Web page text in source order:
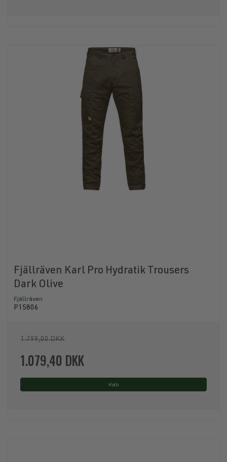
Fjällräven Karl Pro Hydratik Trousers
Dark Olive
Fjällräven
P15806
1.799,00 DKK
1.079,40 DKK
Køb